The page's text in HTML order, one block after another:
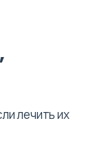
лечить их